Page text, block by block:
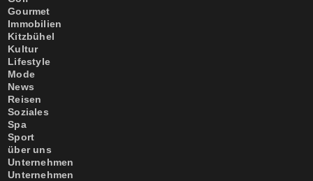
Gourmet
Immobilien
Kitzbühel
Kultur
Lifestyle
Mode
News
Reisen
Soziales
Spa
Sport
über uns
Unternehmen
Unternehmen